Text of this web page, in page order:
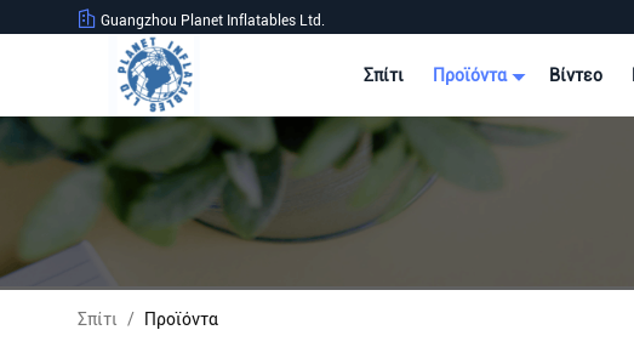
Guangzhou Planet Inflatables Ltd.
Σπίτι Προϊόντα Βίντεο
Σπίτι / Προϊόντα